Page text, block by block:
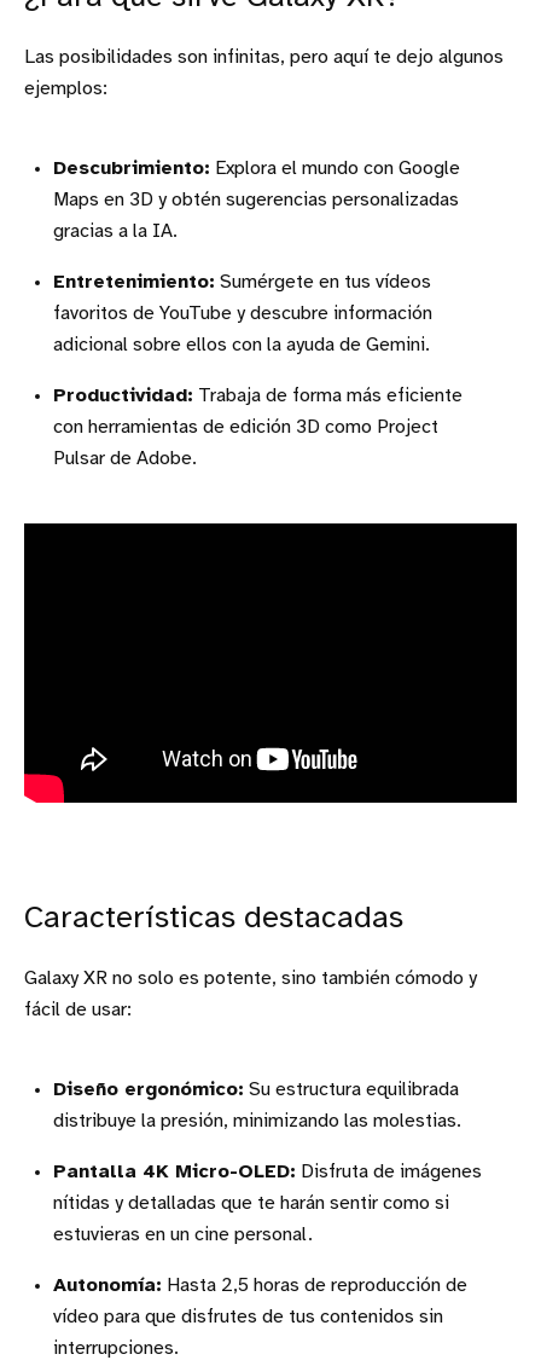
Las posibilidades son infinitas, pero aquí te dejo algunos
ejemplos:
Descubrimiento: Explora el mundo con Google
Maps en 3D y obtén sugerencias personalizadas
gracias a la IA.
Entretenimiento: Sumérgete en tus vídeos
favoritos de YouTube y descubre información
adicional sobre ellos con la ayuda de Gemini.
Productividad: Trabaja de forma más eficiente
con herramientas de edición 3D como Project
Pulsar de Adobe.
Características destacadas
Galaxy XR no solo es potente, sino también cómodo y
fácil de usar:
Diseño ergonómico: Su estructura equilibrada
distribuye la presión, minimizando las molestias.
Pantalla 4K Micro-OLED: Disfruta de imágenes
nítidas y detalladas que te harán sentir como si
estuvieras en un cine personal.
Autonomía: Hasta 2,5 horas de reproducción de
vídeo para que disfrutes de tus contenidos sin
interrupciones.